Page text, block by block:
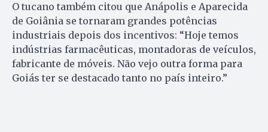
O tucano também citou que Anápolis e Aparecida
de Goiânia se tornaram grandes potências
industriais depois dos incentivos: “Hoje temos
indústrias farmacêuticas, montadoras de veículos,
fabricante de móveis. Não vejo outra forma para
Goiás ter se destacado tanto no país inteiro.”